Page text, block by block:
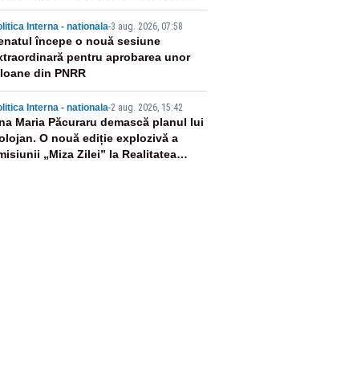
o să zică: păi vrei să sară ăștia
noi Interna - nationala-3 aug. 2026, 07:58
începe o nouă sesiune
pentru aprobarea unor
din PNRR
Interna - nationala-2 aug. 2026, 15:42
Maria Păcuraru demască planul lui
O nouă ediție explozivă a
„Miza Zilei” la Realitatea